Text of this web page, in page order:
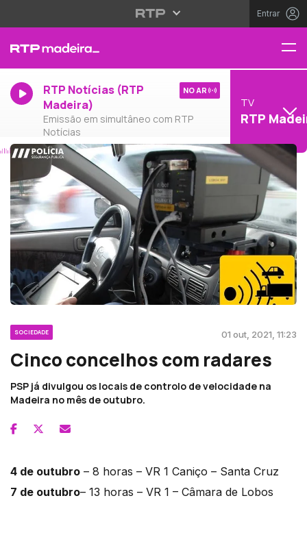
Entrar
RTP Notícias (RTP
Madeira)
Emissão em simultâneo com RTP
Notícias
NO AR
TV
RTP
SOCIEDADE 01 out, 2021, 11:23
Cinco concelhos com radares
PSP já divulgou os locais de controlo de velocidade na
Madeira no mês de outubro.
4 de outubro – 8 horas – VR 1 Caniço – Santa Cruz
7 de outubro– 13 horas – VR 1 – Câmara de Lobos